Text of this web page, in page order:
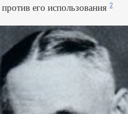
против его использования2